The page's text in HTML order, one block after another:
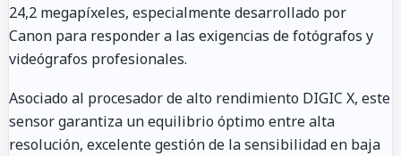
24,2 megapíxeles, especialmente desarrollado por
Canon para responder a las exigencias de fotógrafos y
videógrafos profesionales.
Asociado al procesador de alto rendimiento DIGIC X, este
sensor garantiza un equilibrio óptimo entre alta
resolución, excelente gestión de la sensibilidad en baja